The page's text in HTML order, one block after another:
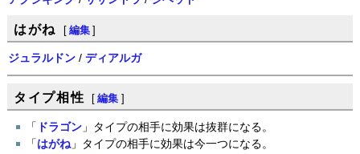
はがね [ 編集 ]
ジュラルドン /ディアルガ
タイプ相性 [ 編集 ]
「 ドラゴン 」タイプの相手に効果は抜群になる。
「 はがね」タイプの相手に効果は今一つになる。